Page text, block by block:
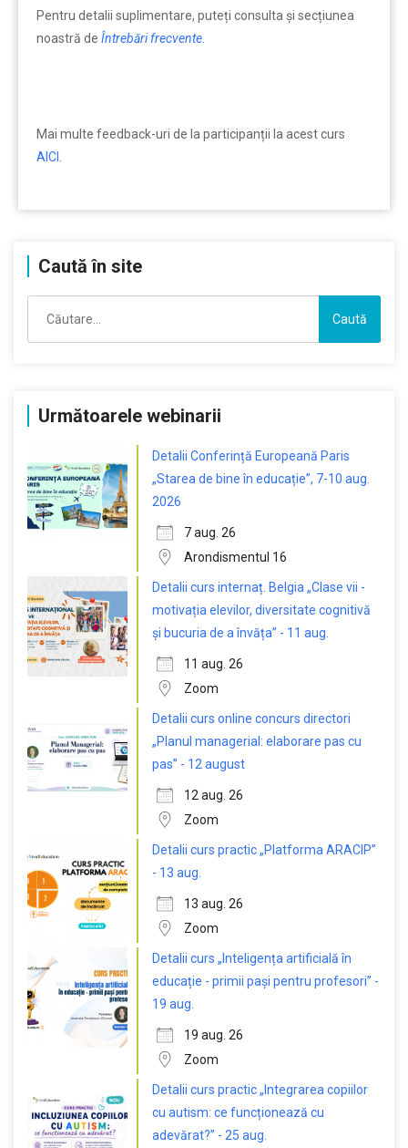
Pentru detalii suplimentare, puteți consulta şi secțiunea
noastră de Întrebări frecvente.
Mai multe feedback-uri de la participanții la acest curs
AICI.
Caută în site
după:
Următoarele webinarii
Detalii Conferință Europeană Paris
„Starea de bine în educație”, 7-10 aug.
2026
7 aug. 26
Arondismentul 16
Detalii curs internaț. Belgia „Clase vii -
motivația elevilor, diversitate cognitivă
și bucuria de a învăța” - 11 aug.
11 aug. 26
Zoom
Detalii curs online concurs directori
„Planul managerial: elaborare pas cu
pas” - 12 august
12 aug. 26
Zoom
Detalii curs practic „Platforma ARACIP”
- 13 aug.
13 aug. 26
Zoom
Detalii curs „Inteligența artificială în
educație - primii pași pentru profesori” -
19 aug.
19 aug. 26
Zoom
Detalii curs practic „Integrarea copiilor
cu autism: ce funcționează cu
adevărat?” - 25 aug.